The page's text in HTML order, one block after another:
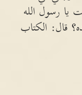
يا رسول الله
قال: الكتاب